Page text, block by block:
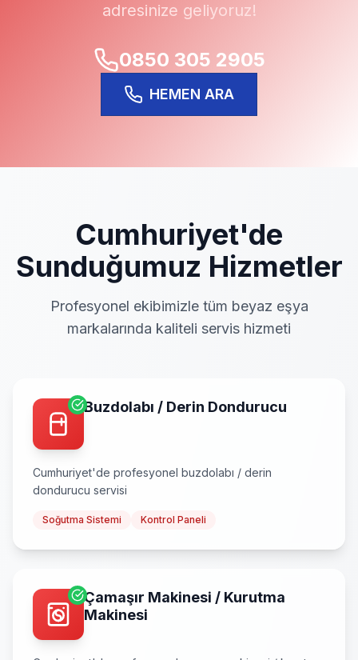
adresinize geliyoruz!
0850 305 2905
HEMEN ARA
Cumhuriyet'de
Sunduğumuz Hizmetler
Profesyonel ekibimizle tüm beyaz eşya
markalarında kaliteli servis hizmeti
Buzdolabı / Derin Dondurucu
Cumhuriyet'de profesyonel buzdolabı / derin
dondurucu servisi
Soğutma Sistemi Kontrol Paneli
Çamaşır Makinesi / Kurutma
Makinesi